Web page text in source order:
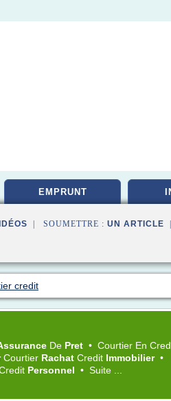
EMPRUNT
| SOUMETTRE : UN ARTICLE
credit
De Pret • Courtier En
Courtier Rachat Credit Immobilier •
Personnel • Suite ...